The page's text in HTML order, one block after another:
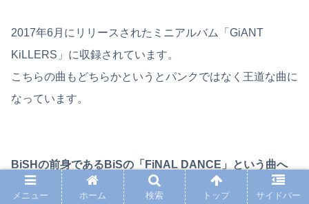
2017年6月にリリースされたミニアルバム「GiANT
KiLLERS」に収録されています。
こちらの曲もどちらかというとパンクではなく王道な曲に
なっています。
BiSHの前身であるBiSの「FiNAL DANCE」という曲へ
のアンサーソングと言われていて、歌詞の中にもFiNAL
メニュー ホーム 検索 トップ サイドバー